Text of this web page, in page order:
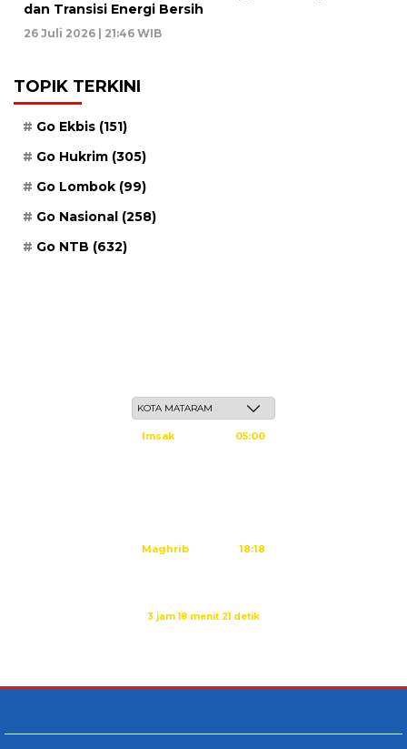
dan Transisi Energi Bersih
26 Juli 2026 | 21:46 WIB
TOPIK TERKINI
Go Ekbis (151)
Go Hukrim (305)
Go Lombok (99)
Go Nasional (258)
Go NTB (632)
Imsak 05:00
Maghrib 18:18
3 jam 18 menit 21 detik